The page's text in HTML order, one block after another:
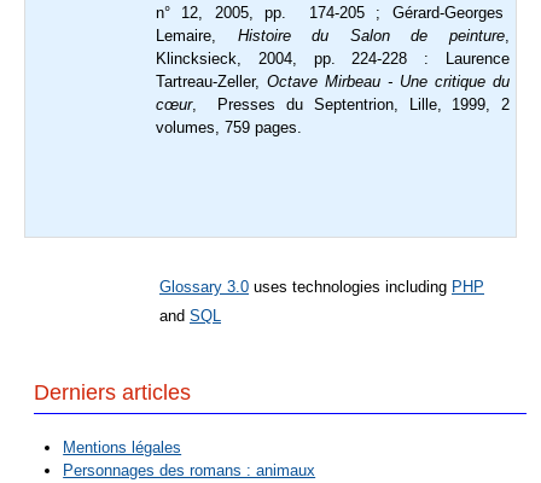
n° 12, 2005, pp. 174-205 ; Gérard-Georges
Lemaire, Histoire du Salon de peinture
Klincksieck, 2004, pp. 224-228 :
Laurence
Tartreau-Zeller, Octave Mirbeau - Une critique du
cœur, Presses du Septentrion, Lille, 1999, 2
volumes, 759 pages
Glossary 3.0 uses technologies including PHP
and SQL
Derniers articles
Mentions légales
Personnages des romans : animaux